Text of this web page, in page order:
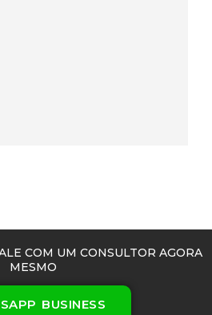
COM UM CONSULTOR AGORA
MESMO
BUSINESS